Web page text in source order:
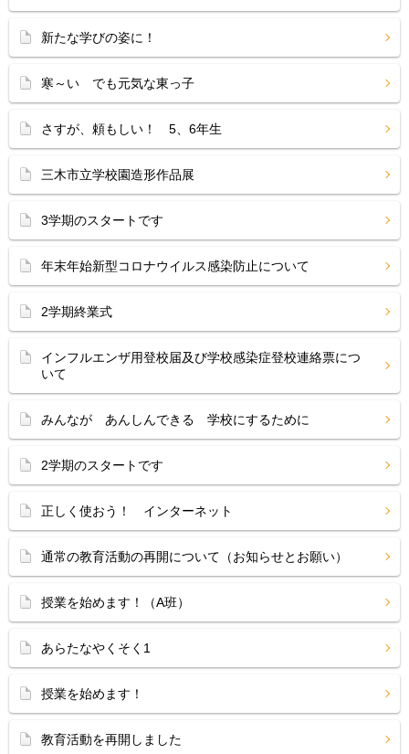
新たな学びの姿に！
寒～い でも元気な東っ子
さすが、頼もしい！ 5、6年生
三木市立学校園造形作品展
3学期のスタートです
年末年始新型コロナウイルス感染防止について
2学期終業式
インフルエンザ用登校届及び学校感染症登校連絡票につ
いて
みんなが あんしんできる 学校にするために
2学期のスタートです
正しく使おう！ インターネット
通常の教育活動の再開について（お知らせとお願い）
授業を始めます！（A班）
あらたなやくそく1
授業を始めます！
教育活動を再開しました